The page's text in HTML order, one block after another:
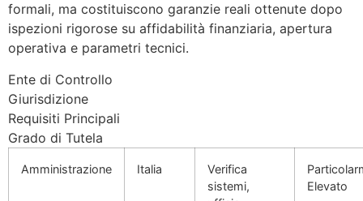
formali, ma costituiscono garanzie reali ottenute dopo
ispezioni rigorose su affidabilità finanziaria, apertura
operativa e parametri tecnici.
Ente di Controllo
Giurisdizione
Requisiti Principali
Grado di Tutela
Amministrazione Italia
Verifica
sistemi,
Elevato